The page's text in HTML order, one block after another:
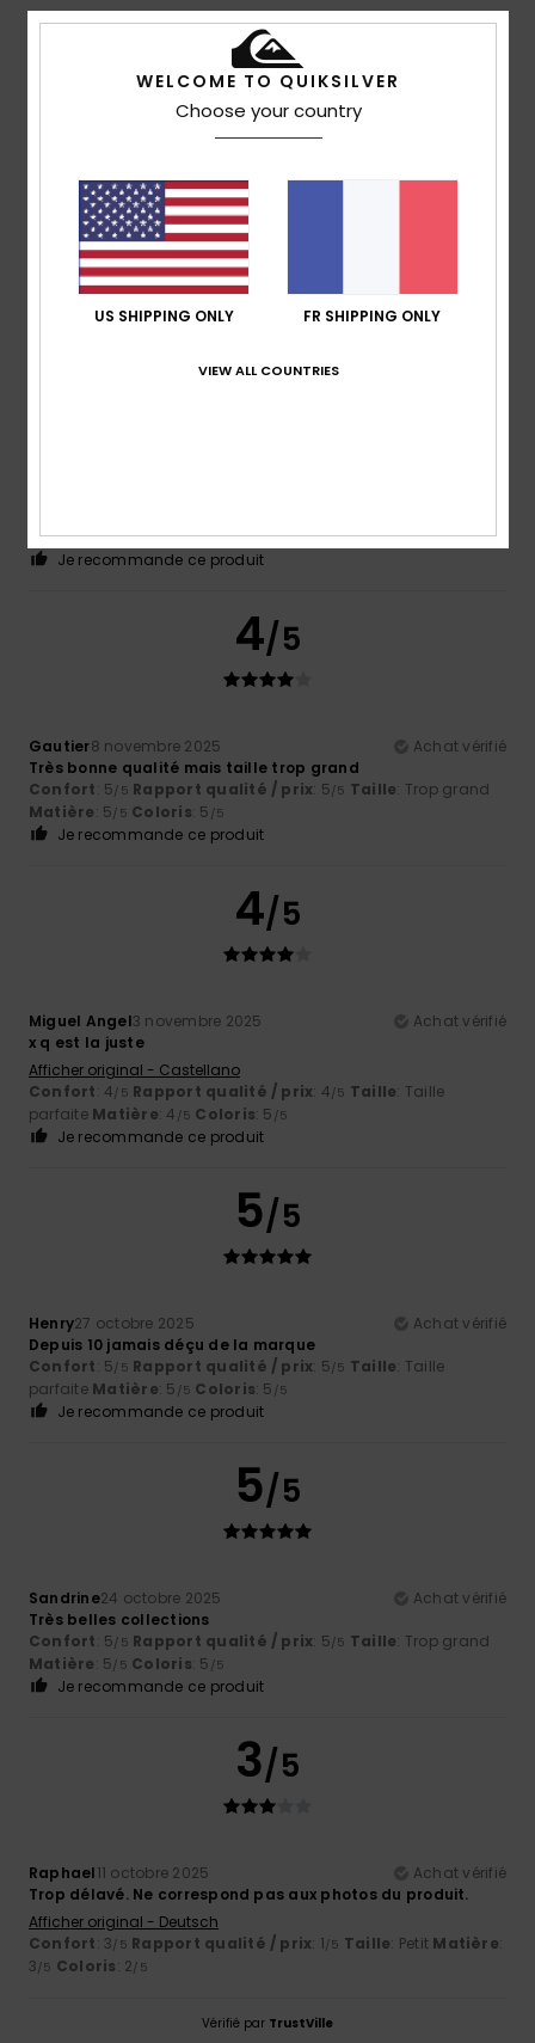
5/5
25 décembre 2025
Afficher original - Deutsch
Confort: 5/5 Rapport qualité / prix
Matière: 5/5 Coloris: 5/5
Je recommande ce produit
5
parfaiteMatière: 5/5 Coloris: 4/5
Je recommande ce produit
4/5
Gautier8 novembre 2025
Achat vérifié
Très bonne qualité mais taille trop grand
Confort: 5/5 Rapport qualité / prix: 5/5 Taille: Trop grand
Matière: 5/5 Coloris: 5 /5
Je recommande ce produit
4/5
Miguel Angel3 novembre 2025
Achat vérifié
x q est la juste
Afficher original - Castellano
Confort: 4/5 Rapport qualité / prix: 4/5 Taille: Taille
parfaite Matière: 4 /5 Coloris: 5 /5
Je recommande ce produit
5/5
Henry27 octobre 2025
Achat vérifié
Depuis 10 jamais déçu de la marque
Confort: 5/5 Rapport qualité / prix: 5/5 Taille: Taille
parfaite Matière: 5 /5 Coloris: 5 /5
Je recommande ce produit
5/5
Sandrine24 octobre 2025
Achat vérifié
Très belles collections
Confort: 5/5 Rapport qualité / prix: 5/5 Taille: Trop grand
Matière: 5/5 Coloris: 5 /5
Je recommande ce produit
3/5
Raphael11 octobre 2025
Achat vérifié
Trop délavé. Ne correspond pas aux photos du produit.
Afficher original - Deutsch
Confort: 3/5 Rapport qualité / prix: 1/5 Taille: Petit Matière:
3/5 Coloris: 2/5
Vérifié par TrustVille
WELCOME TO QUIKSILVER
Choose your country
US SHIPPING ONLY FR SHIPPING ONLY
VIEW ALL COUNTRIES